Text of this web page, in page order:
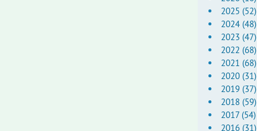
2025 (52)
2024 (48)
2023 (47)
2022 (68)
2021 (68)
2020 (31)
2019 (37)
2018 (59)
2017 (54)
2016 (31)